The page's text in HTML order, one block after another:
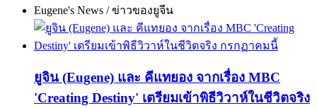
Eugene's News / ข่าวของยูจีน
ยูจิน (Eugene) และ คีแทยอง จากเรื่อง MBC
'Creating Destiny' เตรียมเข้าพิธีวิวาห์ในชีวิตจริง